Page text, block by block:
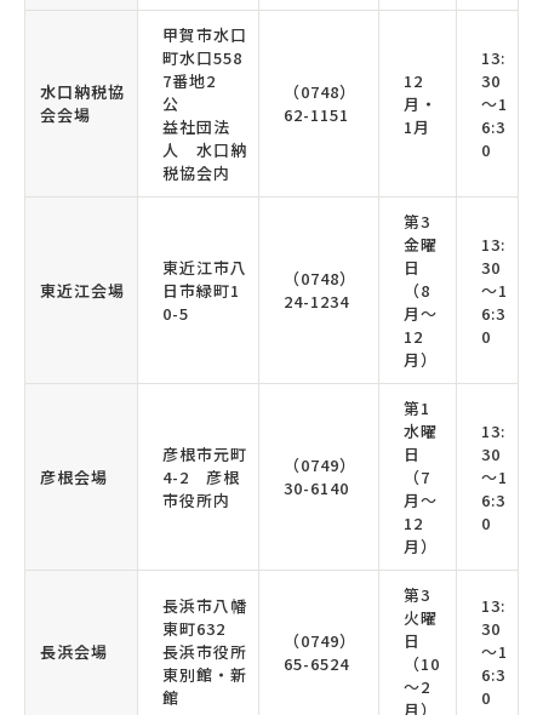
水口納税協
会会場
甲賀市水口
町水口558
7番地2
公
益社団法
人 水口納
税協会内
（0748）
62-1151
12
月・
1月
13:
30
～1
6:3
0
東近江会場
東近江市八
日市緑町1
0-5
（0748）
24-1234
第3
金曜
日
（8
月～
12
月）
13:
30
～1
6:3
0
彦根会場
彦根市元町
4-2 彦根
市役所内
（0749）
30-6140
第1
水曜
日
（7
月～
12
月）
13:
30
～1
6:3
0
長浜会場
長浜市八幡
東町632
長浜市役所
東別館・新
館
（0749）
65-6524
第3
火曜
日
（10
～2
月）
13:
30
～1
6:3
0